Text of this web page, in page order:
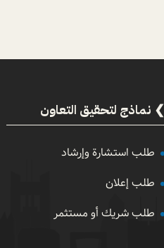
نماذج لتحقيق التعاون
طلب استشارة وإرشاد
طلب إعلان
طلب شريك أو مستثمر